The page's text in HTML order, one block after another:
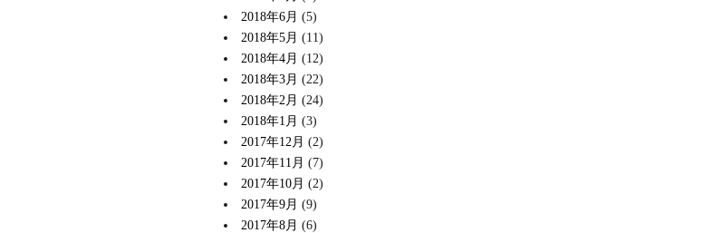
2018年6月 (5)
2018年5月 (11)
2018年4月 (12)
2018年3月 (22)
2018年2月 (24)
2018年1月 (3)
2017年12月 (2)
2017年11月 (7)
2017年10月 (2)
2017年9月 (9)
2017年8月 (6)